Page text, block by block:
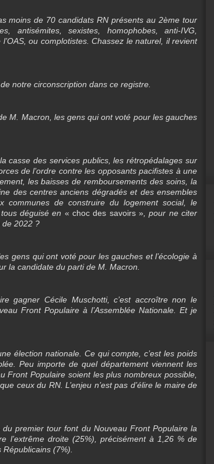
moins de 70 candidats RN présents au 2ème tour
antisémites, sexistes, homophobes, anti-IVG,
ou complotistes. Chassez le naturel, il revient
notre circonscription dans ce registre.
M. Macron, les gens qui ont voté pour les gauches
casse des services publics, les rétropédalages sur
de l’ordre contre les opposants pacifistes à une
les baisses de remboursements des soins, la
des centres anciens dégradés et des ensembles
communes de construire du logement social, le
déguisé en « choc des savoirs » , pour ne citer
de 2022 ?
gens qui ont voté pour les gauches et l’écologie à
la candidate du parti de M. Macron.
gagner Cécile Muschotti, c’est accroître non le
Front Populaire à l’Assemblée Nationale. Et je
élection nationale. Ce qui compte, c’est les poids
Peu importe de quel département viennent les
Front Populaire soient les plus nombreux possible,
ceux du RN. L’enjeu n’est pas d’élire le maire de
premier tour font du Nouveau Front Populaire la
l’extrême droite (25%), précisément à 1,26 % de
(7%).